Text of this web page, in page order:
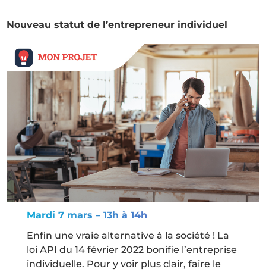
Nouveau statut de l’entrepreneur individuel
Mardi 7 mars – 13h à 14h
Enfin une vraie alternative à la société ! La
loi API du 14 février 2022 bonifie l’entreprise
individuelle. Pour y voir plus clair, faire le